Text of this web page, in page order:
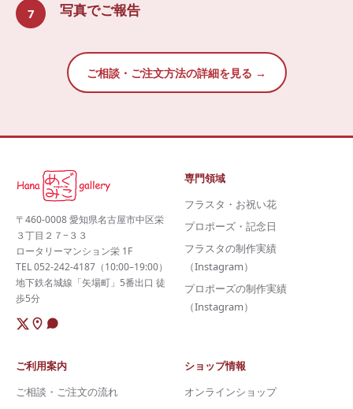
7 写真でご報告
ご相談・ご注文方法の詳細を見る →
〒460-0008 愛知県名古屋市中区栄
３丁目２７−３３
ロータリーマンション栄 1F
TEL 052-242-4187（10:00–19:00）
地下鉄名城線「矢場町」5番出口 徒
歩5分
専門領域
フラスタ・お祝い花
プロポーズ・記念日
フラスタの制作実績
（Instagram）
プロポーズの制作実績
（Instagram）
ご利用案内
ご相談・ご注文の流れ
ショップ情報
オンラインショップ